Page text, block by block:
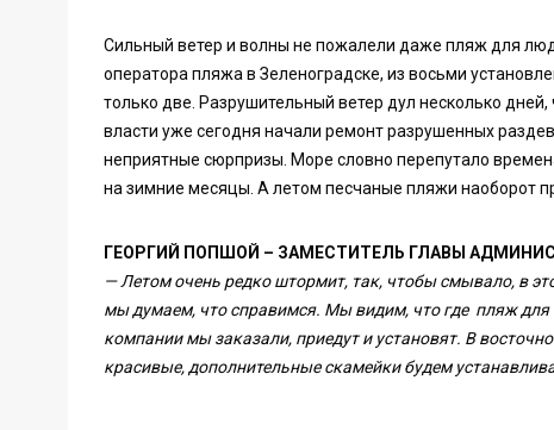
Сильный ветер и волны не пожалели даже пляж для
оператора пляжа в Зеленоградске, из восьми
только две. Разрушительный ветер дул несколько
власти уже сегодня начали ремонт разрушенных
неприятные сюрпризы. Море словно перепутало
на зимние месяцы. А летом песчаные пляжи наоборот
ГЕОРГИЙ ПОПШОЙ – ЗАМЕСТИТЕЛЬ ГЛАВЫ
— Летом очень редко штормит, так, чтобы смывало, в
мы думаем, что справимся. Мы видим, что где пляж для
компании мы заказали, приедут и установят. В
красивые, дополнительные скамейки будем